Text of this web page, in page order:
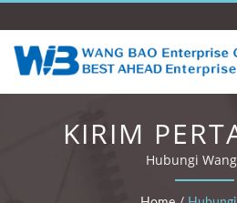
KIRIM
ANDAHubungi